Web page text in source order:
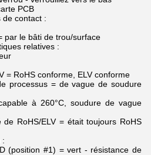
PCB
de contact :
par le bâti de trou/surface
relatives :
= RoHS conforme, ELV conforme
processus = de vague de soudure
à 260°C, soudure de vague
RoHS/ELV = était toujours RoHS
:
(position #1) = vert - résistance de